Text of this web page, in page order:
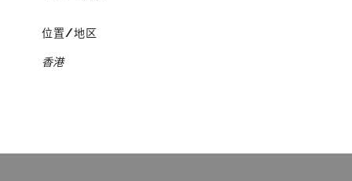
位置/地区
香港